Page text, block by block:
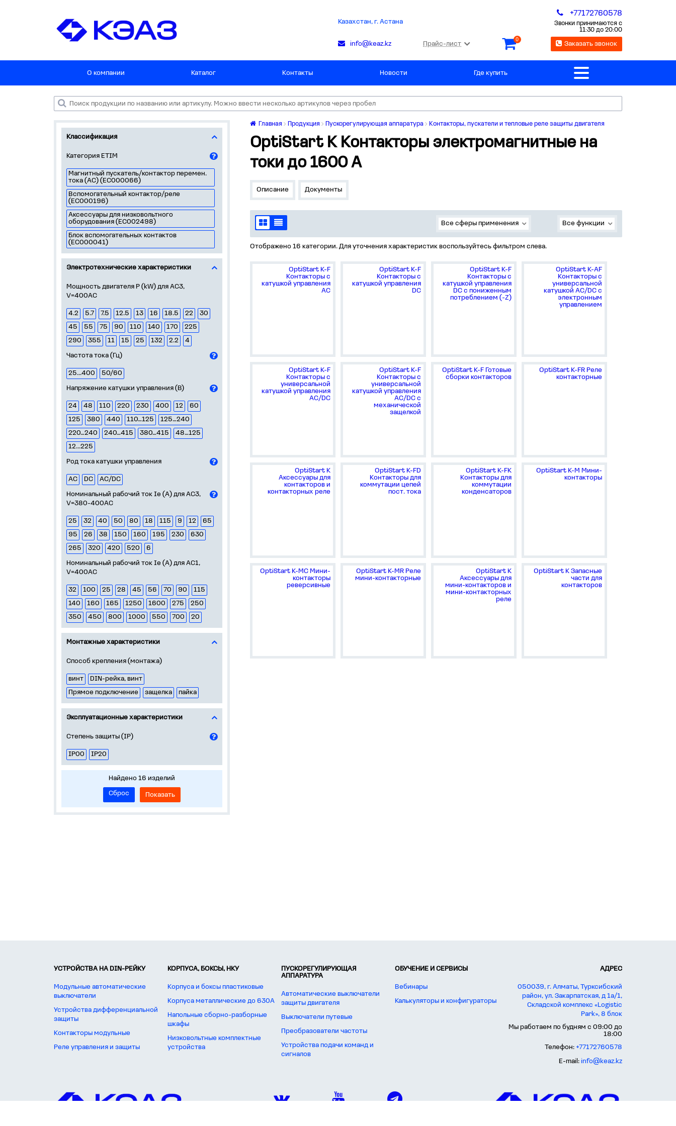
Казахстан, г. Астана
+77172760578
Звонки принимаются с
11:30 до 20:00
info@keaz.kz Прайс-лист
0
Заказать звонок
О компании Каталог Контакты Новости Где купить
Классификация
Категория ETIM
Магнитный пускатель/контактор перемен.
тока (AC) (EC000066)
Вспомогательный контактор/реле
(EC000196)
Аксессуары для низковольтного
оборудования (EC002498)
Блок вспомогательных контактов
(EC000041)
Электротехнические характеристики
Мощность двигателя Р (kW) для AC3,
V=400AC
4.2 5.7 7.5 12.5 13 16 18.5 22
30
45
55 75 90 110 140 170
225
290
355 11 15 25 132 2.2
4
Частота тока (Гц)
25...400
50/60
Напряжение катушки управления (В)
24 48 110 220 230 400 12
60
125
380 440 110…125
125…240
220…240
240…415 380…415
48…125
12...225
Род тока катушки управления
AC DC
AC/DC
Номинальный рабочий ток Ie (А) для AC3,
V=380-400AC
25 32 40 50 80 18 115 9 12
65
95
26 38 150 160 195 230
630
265
320 420 520
6
Номинальный рабочий ток Ie (А) для AC1,
V=400AC
32 100 25 28 45 56 70 90
115
140
160 165 1250 1600 275
250
350
450 800 1000 550 700 20
Монтажные характеристики
Способ крепления (монтажа)
винт
DIN-рейка, винт
Прямое подключение
защелка пайка
Эксплуатационные характеристики
Степень защиты (IP)
IP00 IP20
Найдено 16 изделий
Сброс
Показать
Главная Продукция Пускорегулирующая аппаратура Контакторы, пускатели и тепловые реле защиты двигателя
OptiStart K Контакторы электромагнитные на
токи до 1600 А
Описание Документы
Все сферы применения Все функции
Отображено 16 категории. Для уточнения характеристик воспользуйтесь фильтром слева.
OptiStart K-F
Контакторы с
катушкой управления
AC
OptiStart K-F
Контакторы с
катушкой управления
DC
OptiStart K-F
Контакторы с
катушкой управления
DC с пониженным
потреблением (-Z)
OptiStart K-AF
Контакторы с
универсальной
катушкой AC/DC с
электронным
управлением
OptiStart K-F
Контакторы с
универсальной
катушкой управления
AC/DC
OptiStart K-F
Контакторы с
универсальной
катушкой управления
AC/DC с
механической
защелкой
OptiStart K-F Готовые
сборки контакторов
OptiStart K-FR Реле
контакторные
OptiStart K
Аксессуары для
контакторов и
контакторных реле
OptiStart K-FD
Контакторы для
коммутации цепей
пост. тока
OptiStart K-FK
Контакторы для
коммутации
конденсаторов
OptiStart K-M Мини-
контакторы
OptiStart K-MC Мини-
контакторы
реверсивные
OptiStart K-MR Реле
мини-контакторные
OptiStart K
Аксессуары для
мини-контакторов и
мини-контакторных
реле
OptiStart K Запасные
части для
контакторов
УСТРОЙСТВА НА DIN-РЕЙКУ
Модульные автоматические
выключатели
Устройства дифференциальной
защиты
Контакторы модульные
Реле управления и защиты
КОРПУСА, БОКСЫ, НКУ
Корпуса и боксы пластиковые
Корпуса металлические до 630А
Напольные сборно-разборные
шкафы
Низковольтные комплектные
устройства
ПУСКОРЕГУЛИРУЮЩАЯ
АППАРАТУРА
Автоматические выключатели
защиты двигателя
Выключатели путевые
Преобразователи частоты
Устройства подачи команд и
сигналов
ОБУЧЕНИЕ И СЕРВИСЫ
Вебинары
Калькуляторы и конфигураторы
АДРЕС
050039, г. Алматы, Турксибский
район, ул. Закарпатская, д 1а/1,
Складской комплекс «Logistic
Park», 8 блок
Мы работаем по будням с 09:00 до
18:00
Телефон: +77172760578
E-mail: info@keaz.kz